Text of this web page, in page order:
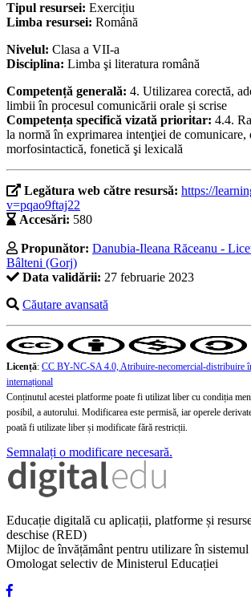
Tipul resursei: Exercițiu
Limba resursei: Română
Nivelul: Clasa a VII-a
Disciplina: Limba şi literatura română
Competență generală: 4. Utilizarea corectă,
limbii în procesul comunicării orale și scrise
Competența specifică vizată prioritar: 4.4.
la normă în exprimarea intenţiei de comunicare,
morfosintactică, fonetică şi lexicală
Legătura web către resursă: https://
v=pqao9ftaj22
Accesări: 580
Propunător: Danubia-Ileana Răceanu -
Bâlteni (Gorj)
Data validării: 27 februarie 2023
Căutare avansată
Licență: CC BY-NC-SA 4.0, Atribuire-necomercial-distribuire
internațional
Conținutul acestei platforme poate fi utilizat liber cu condiția
posibil, a autorului. Modificarea este permisă, iar operele
poată fi utilizate liber și modificate fără restricții.
Semnalați o modificare necesară.
Educație digitală cu aplicații, platforme și
deschise (RED)
Mijloc de învățământ pentru utilizare în sistemul
Omologat selectiv de Ministerul Educației